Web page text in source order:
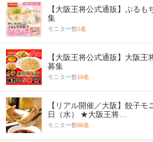
【大阪王将公式通販】ぷる
集
モニター数5名
【大阪王将公式通販】大阪
募集
モニター数10名
【リアル開催／大阪】餃子
日（水） ★大阪王将…
モニター数60名